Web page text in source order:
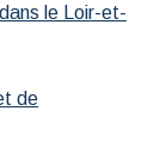
le Loir-et-
de